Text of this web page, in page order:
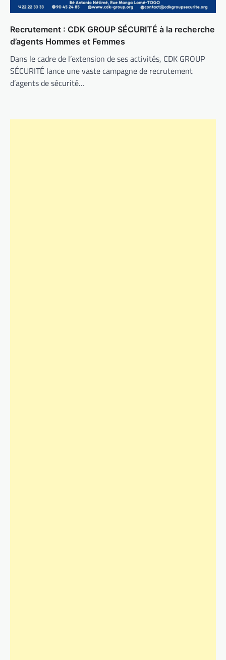
Recrutement : CDK GROUP SÉCURITÉ à la recherche
d’agents Hommes et Femmes
Dans le cadre de l’extension de ses activités, CDK GROUP
SÉCURITÉ lance une vaste campagne de recrutement
d’agents de sécurité…